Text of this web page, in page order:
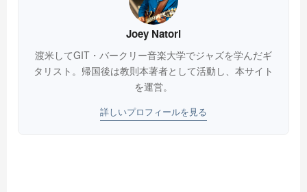
Joey Natori
渡米してGIT・バークリー音楽大学でジャズを学んだギ
タリスト。帰国後は教則本著者として活動し、本サイト
を運営。
詳しいプロフィールを見る